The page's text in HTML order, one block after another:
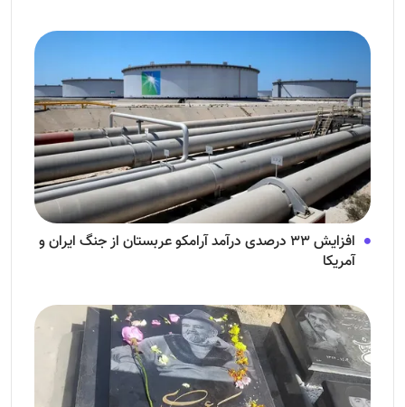
افزایش ۳۳ درصدی درآمد آرامکو عربستان از جنگ ایران و
آمریکا